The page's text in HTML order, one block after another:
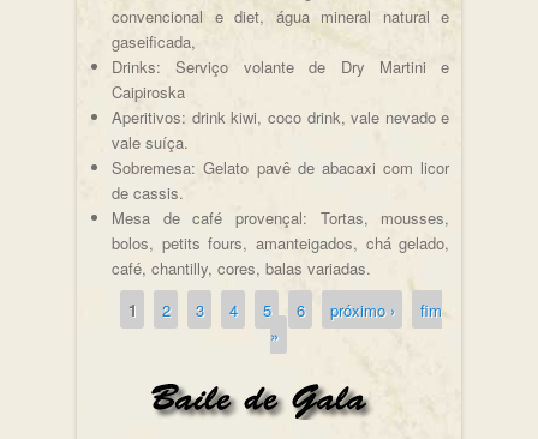
convencional e diet, água mineral natural e
gaseificada,
Drinks: Serviço volante de Dry Martini e
Caipiroska
Aperitivos: drink kiwi, coco drink, vale nevado e
vale suíça.
Sobremesa: Gelato pavê de abacaxi com licor
de cassis.
Mesa de café provençal: Tortas, mousses,
bolos, petits fours, amanteigados, chá gelado,
café, chantilly, cores, balas variadas.
Páginas
1 2 3 4 5 6 próximo ›
fim
»